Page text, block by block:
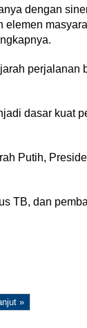
dengan
perjalanan
dasar kuat
Putih,
TB, dan
»